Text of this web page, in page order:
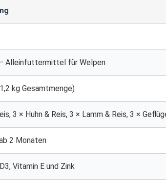
Alleinfuttermittel für Welpen
kg Gesamtmenge)
3 × Huhn & Reis, 3 × Lamm & Reis, 3 ×
2 Monaten
Vitamin E und Zink